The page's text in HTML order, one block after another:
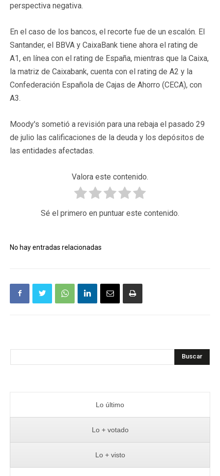
perspectiva negativa.
En el caso de los bancos, el recorte fue de un escalón. El
Santander, el BBVA y CaixaBank tiene ahora el rating de
A1, en línea con el rating de España, mientras que la Caixa,
la matriz de Caixabank, cuenta con el rating de A2 y la
Confederación Española de Cajas de Ahorro (CECA), con
A3.
Moody's sometió a revisión para una rebaja el pasado 29
de julio las calificaciones de la deuda y los depósitos de
las entidades afectadas.
Valora este contenido.
Sé el primero en puntuar este contenido.
No hay entradas relacionadas
Buscar
Lo último
Lo + votado
Lo + visto